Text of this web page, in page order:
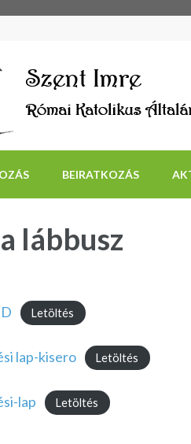
BEIRATKOZÁS
lábbusz
Letöltés
lap-kisero Letöltés
lap Letöltés